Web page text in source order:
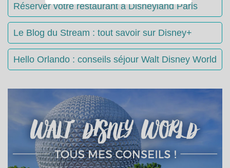
Réserver votre restaurant à Disneyland Paris
Le Blog du Stream : tout savoir sur Disney+
Hello Orlando : conseils séjour Walt Disney World